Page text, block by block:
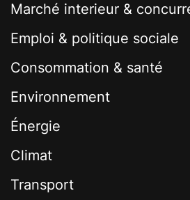
Marché interieur &
Emploi & politique sociale
Consommation & santé
Environnement
Énergie
Climat
Transport